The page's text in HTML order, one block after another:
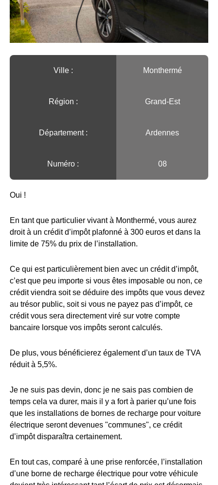
Ville :️ Monthermé
Région :️ Grand-Est
Département : Ardennes
Numéro : 08
Oui !
En tant que particulier vivant à Monthermé, vous aurez
droit à un crédit d’impôt plafonné à 300 euros et dans la
limite de 75% du prix de l’installation.
Ce qui est particulièrement bien avec un crédit d’impôt,
c’est que peu importe si vous êtes imposable ou non, ce
crédit viendra soit se déduire des impôts que vous devez
au trésor public, soit si vous ne payez pas d’impôt, ce
crédit vous sera directement viré sur votre compte
bancaire lorsque vos impôts seront calculés.
De plus, vous bénéficierez également d’un taux de TVA
réduit à 5,5%.
Je ne suis pas devin, donc je ne sais pas combien de
temps cela va durer, mais il y a fort à parier qu’une fois
que les installations de bornes de recharge pour voiture
électrique seront devenues "communes", ce crédit
d’impôt disparaîtra certainement.
En tout cas, comparé à une prise renforcée, l’installation
d’une borne de recharge électrique pour votre véhicule